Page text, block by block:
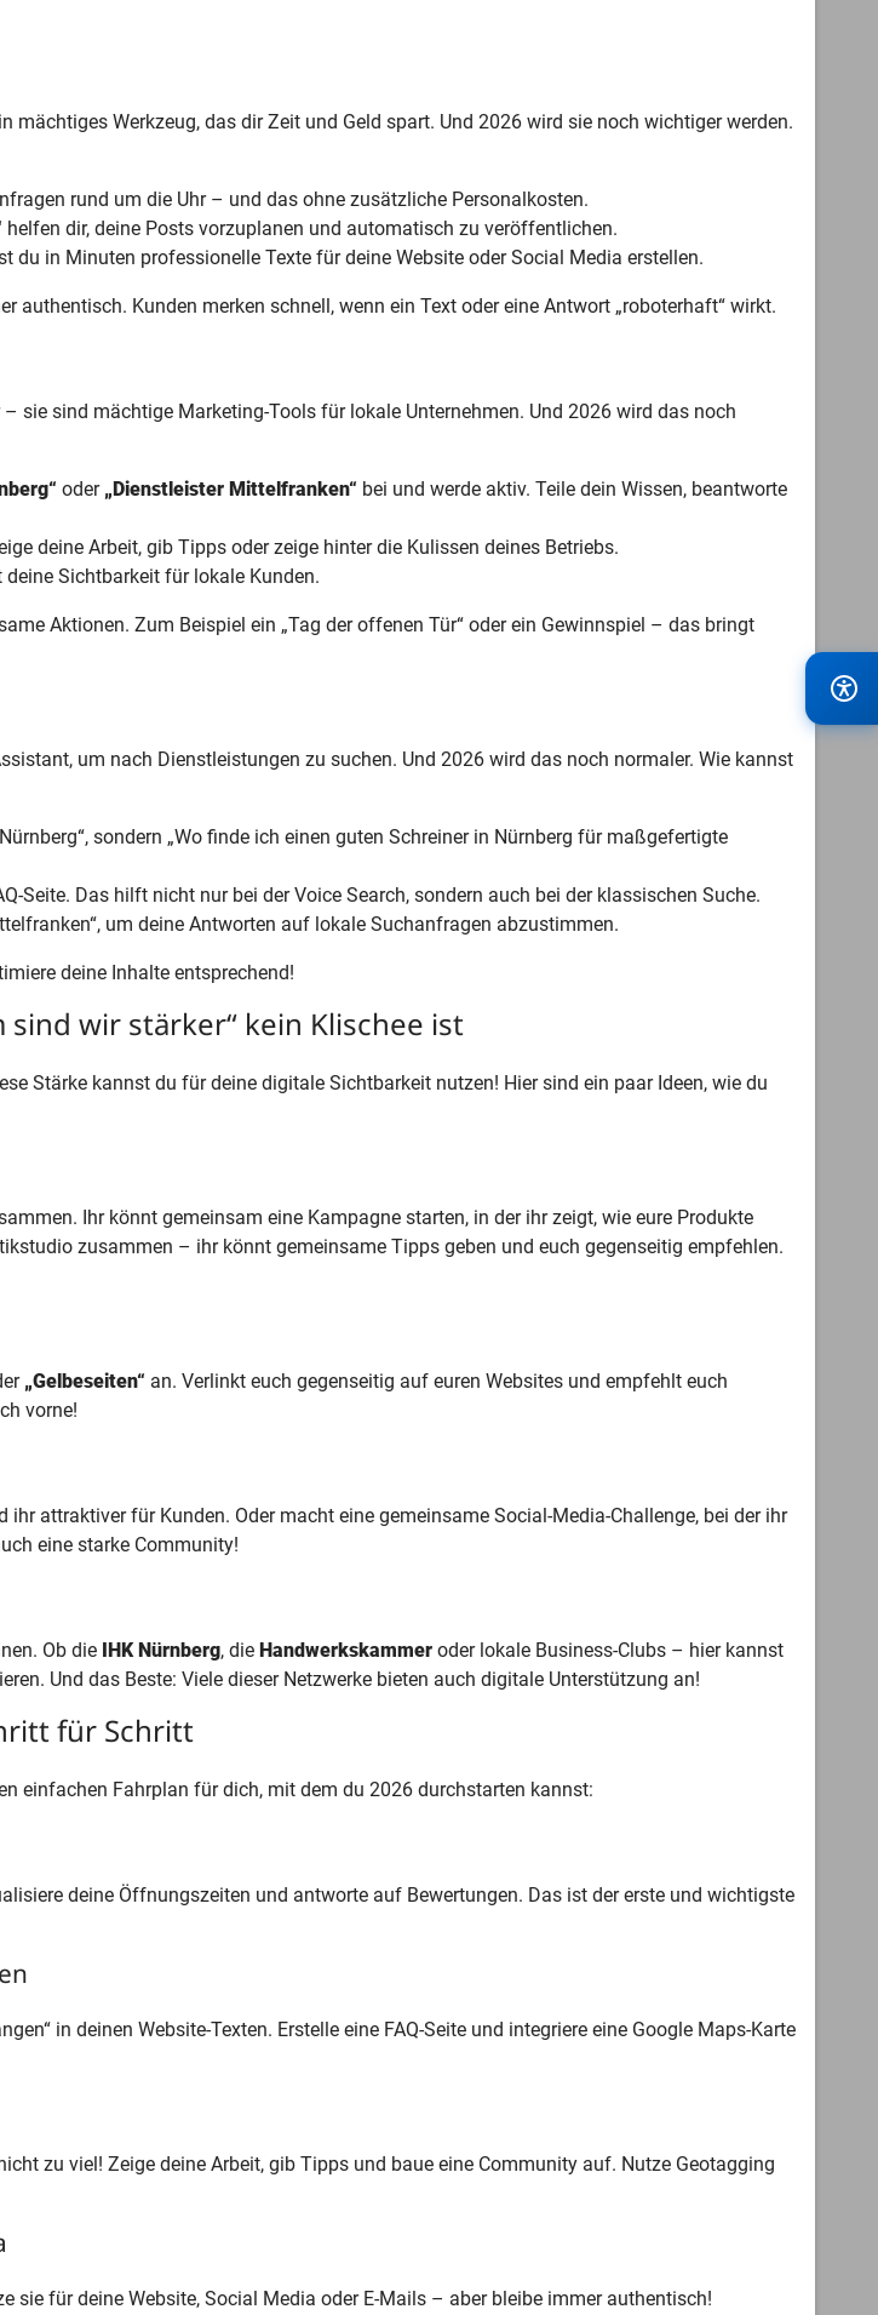
Werkzeug, das dir Zeit und Geld spart. Und 2026 wird sie noch wichtiger werden.
rund um die Uhr – und das ohne zusätzliche Personalkosten.
helfen dir, deine Posts vorzuplanen und automatisch zu veröffentlichen.
du in Minuten professionelle Texte für deine Website oder Social Media erstellen.
authentisch. Kunden merken schnell, wenn ein Text oder eine Antwort „roboterhaft“ wirkt.
sie sind mächtige Marketing-Tools für lokale Unternehmen. Und 2026 wird das noch
oder „Dienstleister Mittelfranken“ bei und werde aktiv. Teile dein Wissen, beantworte
deine Arbeit, gib Tipps oder zeige hinter die Kulissen deines Betriebs.
Sichtbarkeit für lokale Kunden.
Aktionen. Zum Beispiel ein „Tag der offenen Tür“ oder ein Gewinnspiel – das bringt
um nach Dienstleistungen zu suchen. Und 2026 wird das noch normaler. Wie kannst
sondern „Wo finde ich einen guten Schreiner in Nürnberg für maßgefertigte
Seite. Das hilft nicht nur bei der Voice Search, sondern auch bei der klassischen Suche.
um deine Antworten auf lokale Suchanfragen abzustimmen.
deine Inhalte entsprechend!
wir stärker“ kein Klischee ist
Stärke kannst du für deine digitale Sichtbarkeit nutzen! Hier sind ein paar Ideen, wie du
Ihr könnt gemeinsam eine Kampagne starten, in der ihr zeigt, wie eure Produkte
zusammen – ihr könnt gemeinsame Tipps geben und euch gegenseitig empfehlen.
„Gelbeseiten“ an. Verlinkt euch gegenseitig auf euren Websites und empfehlt euch
vorne!
attraktiver für Kunden. Oder macht eine gemeinsame Social-Media-Challenge, bei der ihr
eine starke Community!
Ob die IHK Nürnberg, die Handwerkskammer oder lokale Business-Clubs – hier kannst
Und das Beste: Viele dieser Netzwerke bieten auch digitale Unterstützung an!
für Schritt
einfachen Fahrplan für dich, mit dem du 2026 durchstarten kannst:
deine Öffnungszeiten und antworte auf Bewertungen. Das ist der erste und wichtigste
in deinen Website-Texten. Erstelle eine FAQ-Seite und integriere eine Google Maps-Karte
zu viel! Zeige deine Arbeit, gib Tipps und baue eine Community auf. Nutze Geotagging
sie für deine Website, Social Media oder E-Mails – aber bleibe immer authentisch!